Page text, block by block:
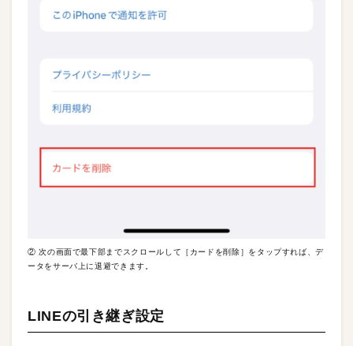
② 次の画面で最下部までスクロールして［カードを削除］をタップすれば、デ
ータをサーバ上に退避できます。
LINEの引き継ぎ設定